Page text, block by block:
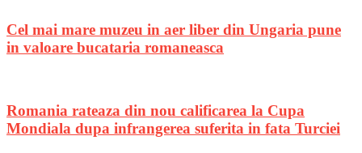
Cel mai mare muzeu in aer liber din Ungaria pune
in valoare bucataria romaneasca
Romania rateaza din nou calificarea la Cupa
Mondiala dupa infrangerea suferita in fata Turciei